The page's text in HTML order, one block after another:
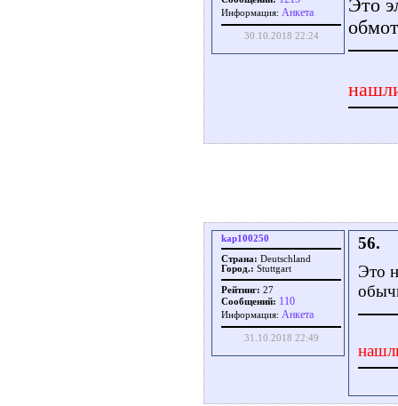
Информация: Aнкета
30.10.2018 22:24
Это
kap100250
Страна: Deutschland
Город.: Stuttgart
Рейтинг: 27
Сообщений: 110
Информация: Aнкета
31.10.2018 22:49
56.
Это